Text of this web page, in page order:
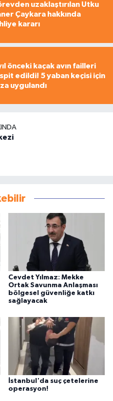
uzaklaştırılan Utku
Çaykara hakkında
kararı
önceki kaçak avın failleri
edildi! 5 yaban keçisi için
uygulandı
Cevdet Yılmaz: Mekke
Ortak Savunma Anlaşması
bölgesel güvenliğe katkı
sağlayacak
İstanbul'da suç çetelerine
operasyon!